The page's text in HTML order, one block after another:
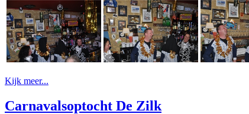
Kijk meer...
Carnavalsoptocht De Zilk